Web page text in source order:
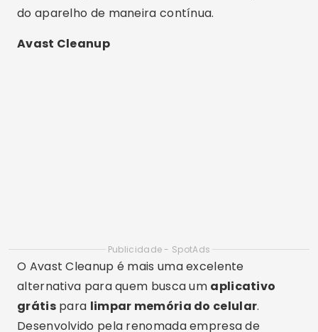
interface amigável e uma série de
celular.
O Norton Clean, desenvolvido pela Norton, é
outroaplicativo grátisque merece destaque
quando o assunto é limpar memória do
celular. Este aplicativo se concentra na